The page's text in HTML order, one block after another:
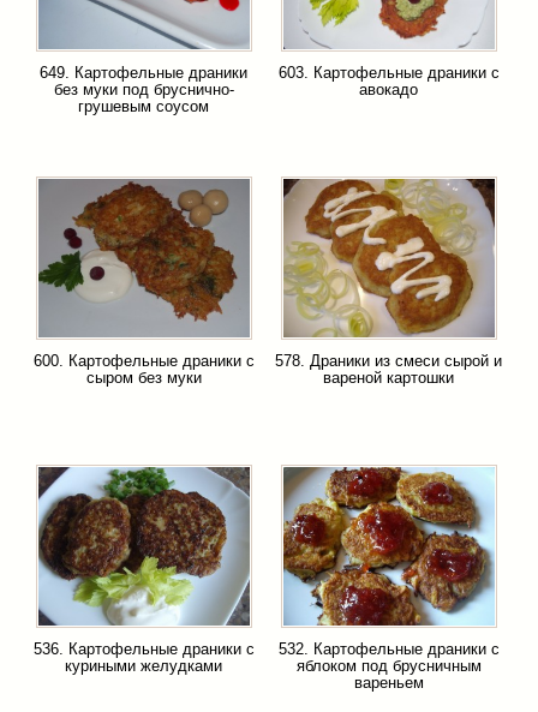
649. Картофельные драники
без муки под бруснично-
грушевым соусом
603. Картофельные драники с
авокадо
600. Картофельные драники с
сыром без муки
578. Драники из смеси сырой и
вареной картошки
536. Картофельные драники с
куриными желудками
532. Картофельные драники с
яблоком под брусничным
вареньем